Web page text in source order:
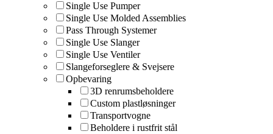
Single Use Pumper
Single Use Molded Assemblies
Pass Through Systemer
Single Use Slanger
Single Use Ventiler
Slangeforseglere & Svejsere
Opbevaring
3D renrumsbeholdere
Custom plastløsninger
Transportvogne
Beholdere i rustfrit stål